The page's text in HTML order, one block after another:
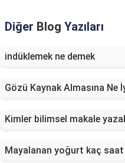
Diğer Blog Yazıları
indüklemek ne demek
Gözü Kaynak Almasına Ne
Kimler bilimsel makale
Mayalanan yoğurt kaç saat